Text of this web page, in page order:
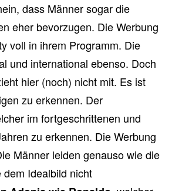
dass Männer sogar die
eher bevorzugen. Die Werbung
voll in ihrem Programm. Die
und international ebenso. Doch
hier (noch) nicht mit. Es ist
zu erkennen. Der
im fortgeschrittenen und
zu erkennen. Die Werbung
Männer leiden genauso wie die
dem Idealbild nicht